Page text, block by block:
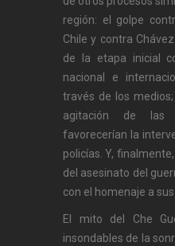
región: el golpe
Chile y contra
de la etapa inicial
nacional e
través de los
agitación de las
favorecerían la
policías. Y,
del asesinato del
con el homenaje a
El mito del Che
insondables de la